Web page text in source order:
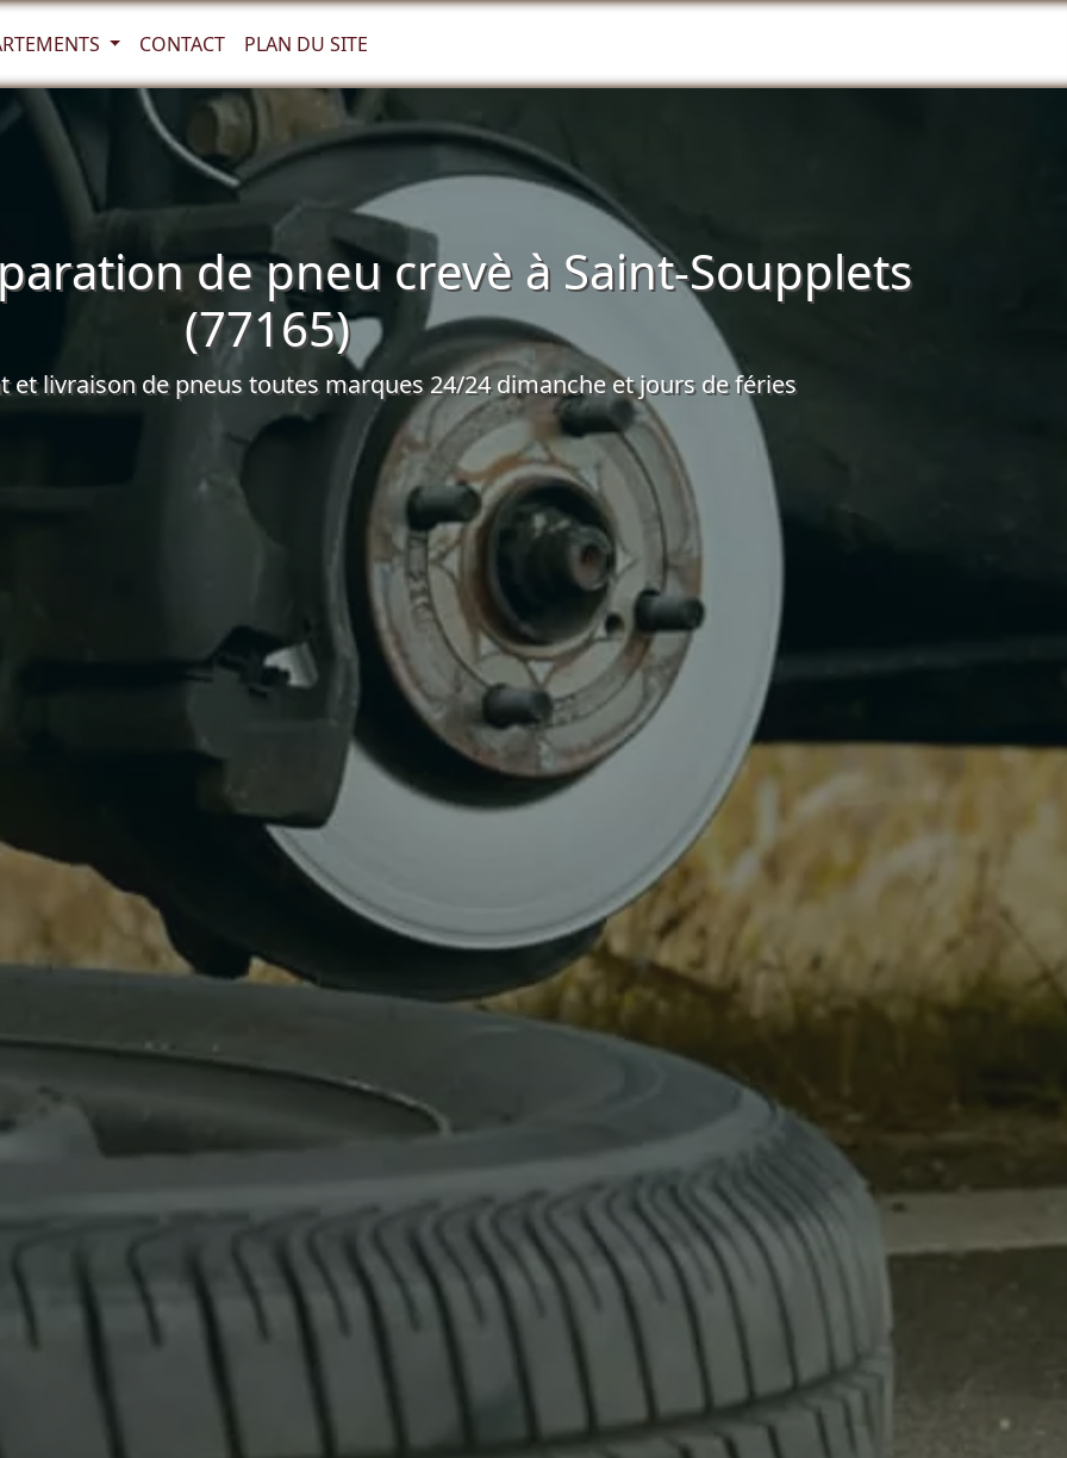
CONTACT PLAN DU SITE
de pneu crevè à Saint-Soupplets
(77165)
et livraison de pneus toutes marques 24/24 dimanche et jours de féries